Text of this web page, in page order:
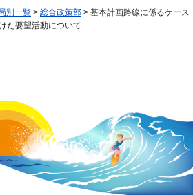
別一覧 > 総合政策部 > 基本計画路線に係るケース
た要望活動について